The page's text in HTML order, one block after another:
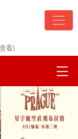
看)
往後